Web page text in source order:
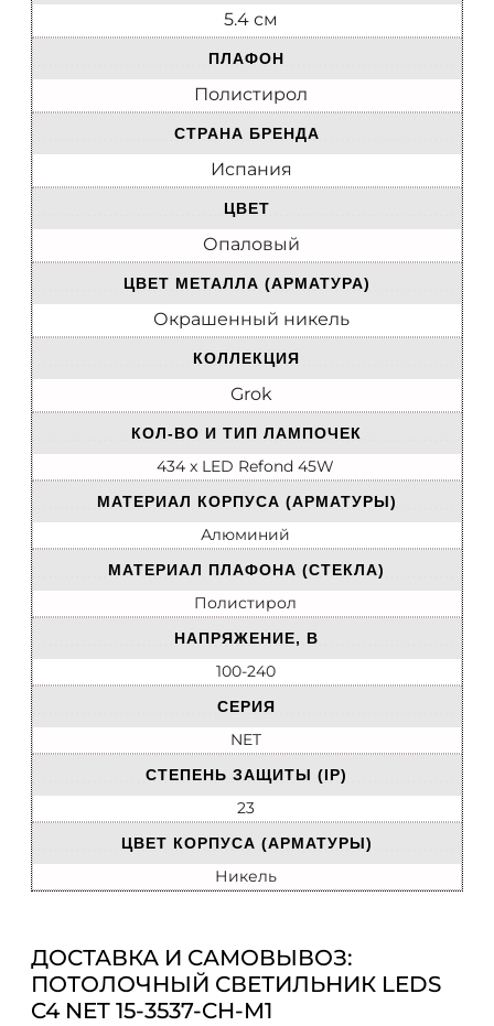
5.4 см
ПЛАФОН
Полистирол
СТРАНА БРЕНДА
Испания
ЦВЕТ
Опаловый
ЦВЕТ МЕТАЛЛА (АРМАТУРА)
Окрашенный никель
КОЛЛЕКЦИЯ
Grok
КОЛ-ВО И ТИП ЛАМПОЧЕК
434 x LED Refond 45W
МАТЕРИАЛ КОРПУСА (АРМАТУРЫ)
Алюминий
МАТЕРИАЛ ПЛАФОНА (СТЕКЛА)
Полистирол
НАПРЯЖЕНИЕ, В
100-240
СЕРИЯ
NET
СТЕПЕНЬ ЗАЩИТЫ (IP)
23
ЦВЕТ КОРПУСА (АРМАТУРЫ)
Никель
ДОСТАВКА И САМОВЫВОЗ:
ПОТОЛОЧНЫЙ СВЕТИЛЬНИК LEDS
C4 NET 15-3537-CH-M1